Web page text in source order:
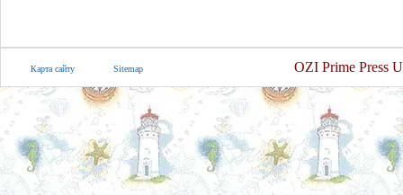
Карта сайту Sitemap OZI Prime Press